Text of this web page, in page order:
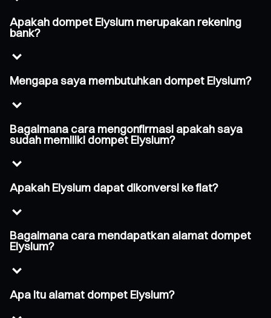
Apakah dompet Elysium merupakan rekening
bank?
Mengapa saya membutuhkan dompet Elysium?
Bagaimana cara mengonfirmasi apakah saya
sudah memiliki dompet Elysium?
Apakah Elysium dapat dikonversi ke fiat?
Bagaimana cara mendapatkan alamat dompet
Elysium?
Apa itu alamat dompet Elysium?